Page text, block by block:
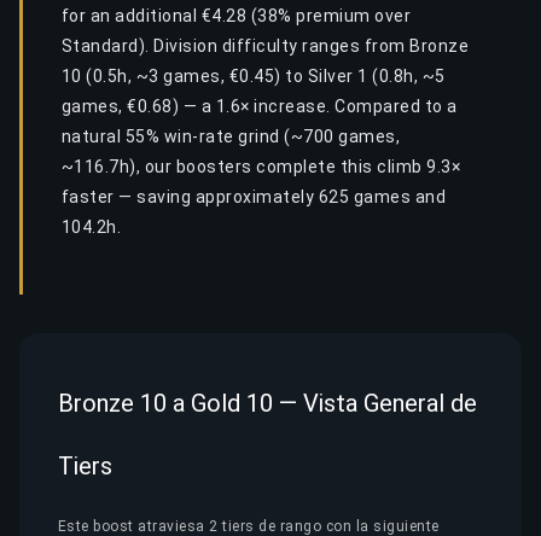
for an additional €4.28 (38% premium over
Standard). Division difficulty ranges from Bronze
10 (0.5h, ~3 games, €0.45) to Silver 1 (0.8h, ~5
games, €0.68) — a 1.6× increase. Compared to a
natural 55% win-rate grind (~700 games,
~116.7h), our boosters complete this climb 9.3×
faster — saving approximately 625 games and
104.2h.
Bronze 10 a Gold 10 — Vista General de
Tiers
Este boost atraviesa 2 tiers de rango con la siguiente